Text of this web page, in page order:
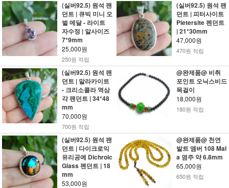
(실버92.5) 원석 팬
던트 | 큐빅 미니 오
벌 메달 - 라이트
자수정 | 알사이즈
7*9mm
25,000원
250원 적립
(실버92.5) 원석 팬
던트 | 피터사이트
Pietersite 펜던트
| 21*30mm
47,000원
470원 적립
(실버92.5) 원석 팬
던트 | 말라카이트
- 크리소콜라 역삼
각 팬던트 | 34*48
mm
70,000원
700원 적립
@완제품@ 비취
포인트 오닉스비드
목걸이
18,000원
180원 적립
(실버92.5) 원석 팬
던트 | 다이크로익
유리공예 Dichroic
Glass 펜던트 | 18
mm
53,000원
@완제품@ 천연
발트 앰버 108 Mal
a 염주 약 6.8mm
65,000원
650원 적립